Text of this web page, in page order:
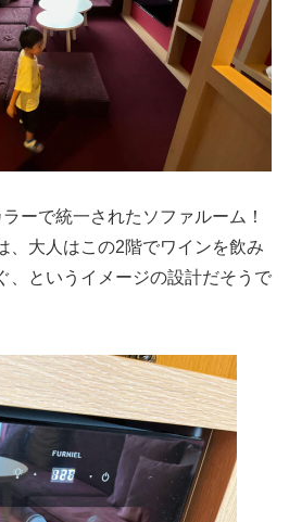
ーで統一されたソファルーム！
、大人はこの2階でワインを飲み
、というイメージの設計だそうで